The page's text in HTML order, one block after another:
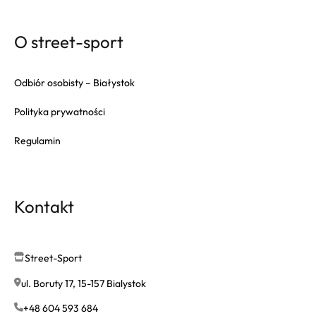
O street-sport
Odbiór osobisty – Białystok
Polityka prywatności
Regulamin
Kontakt
Street-Sport
ul. Boruty 17, 15-157 Bialystok
+48 604 593 684